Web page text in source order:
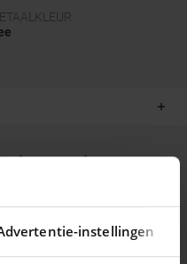
instellingen
occasie
/